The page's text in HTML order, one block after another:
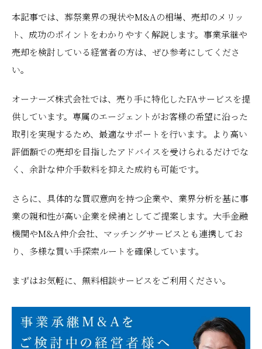
本記事では、葬祭業界の現状やM&Aの相場、売却のメリッ
ト、成功のポイントをわかりやすく解説します。事業承継や
売却を検討している経営者の方は、ぜひ参考にしてくださ
い。
オーナーズ株式会社では、売り手に特化したFAサービスを提
供しています。専属のエージェントがお客様の希望に沿った
取引を実現するため、最適なサポートを行います。より高い
評価額での売却を目指したアドバイスを受けられるだけでな
く、余計な仲介手数料を抑えた成約も可能です。
さらに、具体的な買収意向を持つ企業や、業界分析を基に事
業の親和性が高い企業を候補としてご提案します。大手金融
機関やM&A仲介会社、マッチングサービスとも連携してお
り、多様な買い手探索ルートを確保しています。
まずはお気軽に、無料相談サービスをご利用ください。